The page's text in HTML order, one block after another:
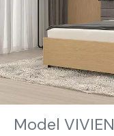
Model VIVIEN